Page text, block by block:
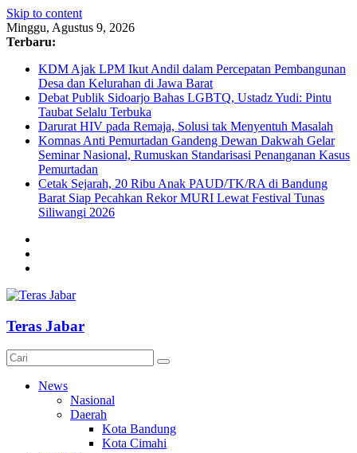
Skip to content
Minggu, Agustus 9, 2026
Terbaru:
KDM Ajak LPM Ikut Andil dalam Percepatan Pembangunan
Desa dan Kelurahan di Jawa Barat
Debat Publik Sidoarjo Bahas LGBTQ, Ustadz Yudi: Pintu
Taubat Selalu Terbuka
Darurat HIV pada Remaja, Solusi tak Menyentuh Masalah
Komnas Anti Pemurtadan Gandeng Dewan Dakwah Gelar
Seminar Nasional, Rumuskan Standarisasi Penanganan Kasus
Pemurtadan
Cetak Sejarah, 20 Ribu Anak PAUD/TK/RA di Bandung
Barat Siap Pecahkan Rekor MURI Lewat Festival Tunas
Siliwangi 2026
Teras Jabar
News
Nasional
Daerah
Kota Bandung
Kota Cimahi